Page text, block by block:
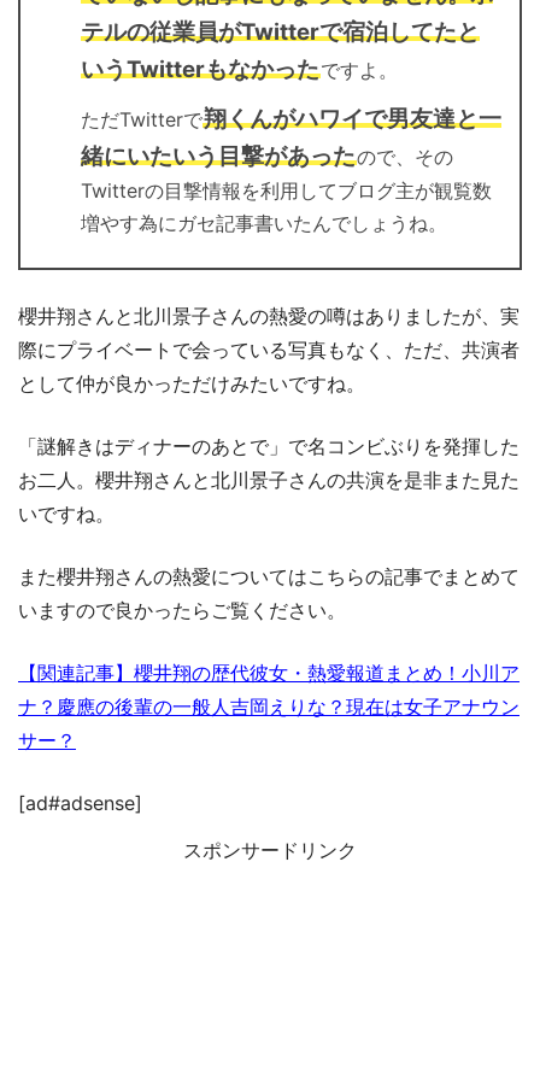
テルの従業員がTwitterで宿泊してたと
いうTwitterもなかったですよ。
ただTwitterで翔くんがハワイで男友達と一
緒にいたいう目撃があったので、その
Twitterの目撃情報を利用してブログ主が観覧数
増やす為にガセ記事書いたんでしょうね。
櫻井翔さんと北川景子さんの熱愛の噂はありましたが、実
際にプライベートで会っている写真もなく、ただ、共演者
として仲が良かっただけみたいですね。
「謎解きはディナーのあとで」で名コンビぶりを発揮した
お二人。櫻井翔さんと北川景子さんの共演を是非また見た
いですね。
また櫻井翔さんの熱愛についてはこちらの記事でまとめて
いますので良かったらご覧ください。
【関連記事】櫻井翔の歴代彼女・熱愛報道まとめ！小川ア
ナ？慶應の後輩の一般人吉岡えりな？現在は女子アナウン
サー？
[ad#adsense]
スポンサードリンク